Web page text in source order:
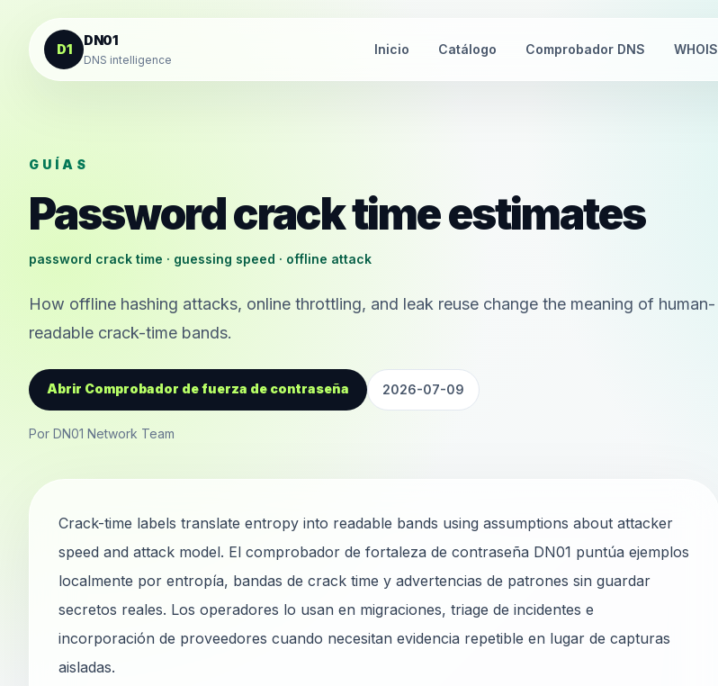
Saltar al contenido
D1
DN01
DNS intelligence
Inicio Catálogo Comprobador DNS WHOIS
GUÍAS
Password crack time estimates
password crack time · guessing speed · offline attack
How offline hashing attacks, online throttling, and leak reuse change the meaning of human-
readable crack-time bands.
Abrir Comprobador de fuerza de contraseña 2026-07-09
Por DN01 Network Team
Crack-time labels translate entropy into readable bands using assumptions about attacker
speed and attack model. El comprobador de fortaleza de contraseña DN01 puntúa ejemplos
localmente por entropía, bandas de crack time y advertencias de patrones sin guardar
secretos reales. Los operadores lo usan en migraciones, triage de incidentes e
incorporación de proveedores cuando necesitan evidencia repetible en lugar de capturas
aisladas.